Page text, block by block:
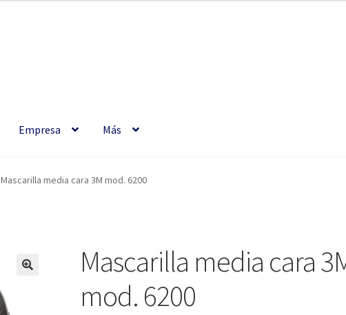
Empresa Más
Mascarilla media cara 3M mod. 6200
Mascarilla media cara
mod. 6200